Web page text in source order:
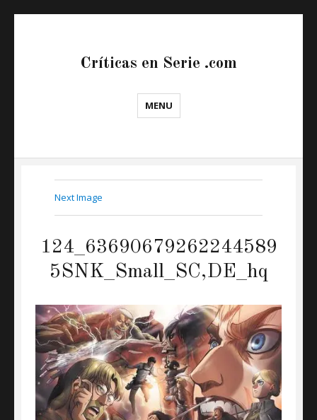
Críticas en Serie .com
MENU
Next Image
124_63690679262244589
5SNK_Small_SC,DE_hq